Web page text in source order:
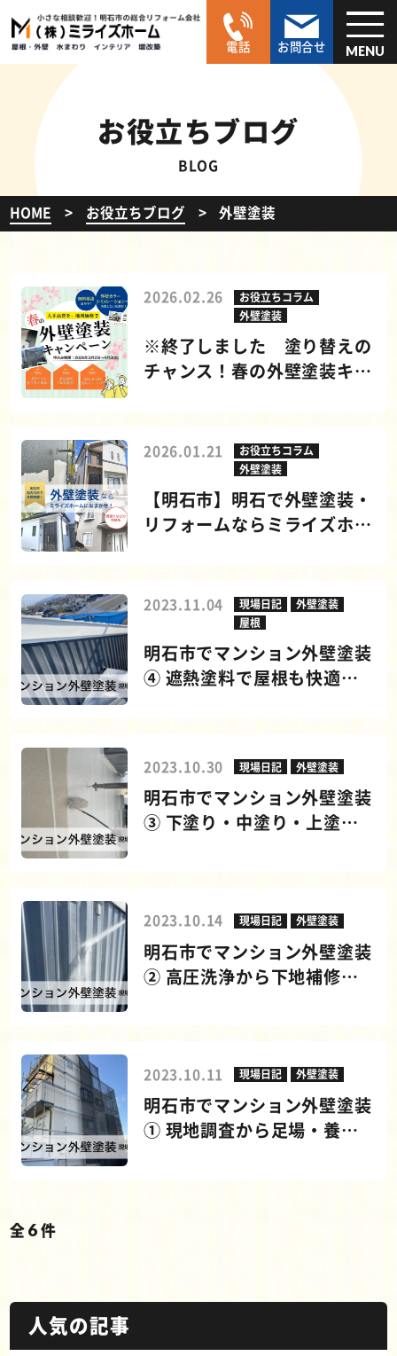
電話 お問合せ MENU
お役立ちブログ
BLOG
HOME お役立ちブログ 外壁塗装
2026.02.26
お役立ちコラム
外壁塗装
※終了しました 塗り替えの
チャンス！春の外壁塗装キャ
2026.01.21
お役立ちコラム
外壁塗装
【明石市】明石で外壁塗装・
リフォームならミライズホー
2023.11.04 現場日記
外壁塗装
屋根
明石市でマンション外壁塗装
④ 遮熱塗料で屋根も快適！
2023.10.30 現場日記 外壁塗装
明石市でマンション外壁塗装
③ 下塗り・中塗り・上塗り
2023.10.14 現場日記 外壁塗装
明石市でマンション外壁塗装
② 高圧洗浄から下地補修・
2023.10.11 現場日記 外壁塗装
明石市でマンション外壁塗装
① 現地調査から足場・養生
全6件
人気の記事